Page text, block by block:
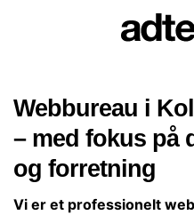
Webbureau i
– med fokus på
og forretning
Vi er et professionelt